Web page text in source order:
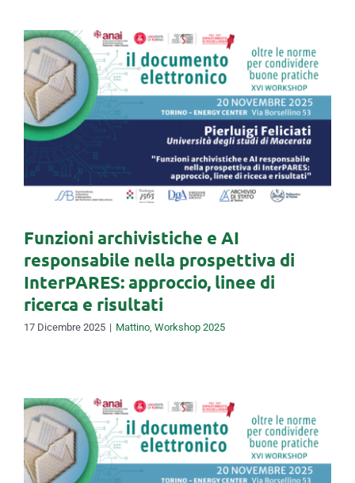
Funzioni archivistiche e AI
responsabile nella
prospettiva di InterPARES:
approccio, linee di ricerca e
risultati
Funzioni archivistiche e AI
responsabile nella prospettiva di
InterPARES: approccio, linee di
ricerca e risultati
17 Dicembre 2025 | Mattino Workshop 2025